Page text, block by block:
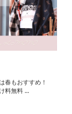
春もおすすめ！
料無料 ...